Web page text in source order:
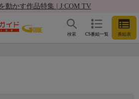
動かす作品特集 | J:COM TV
CS番組一覧 番組表
検索